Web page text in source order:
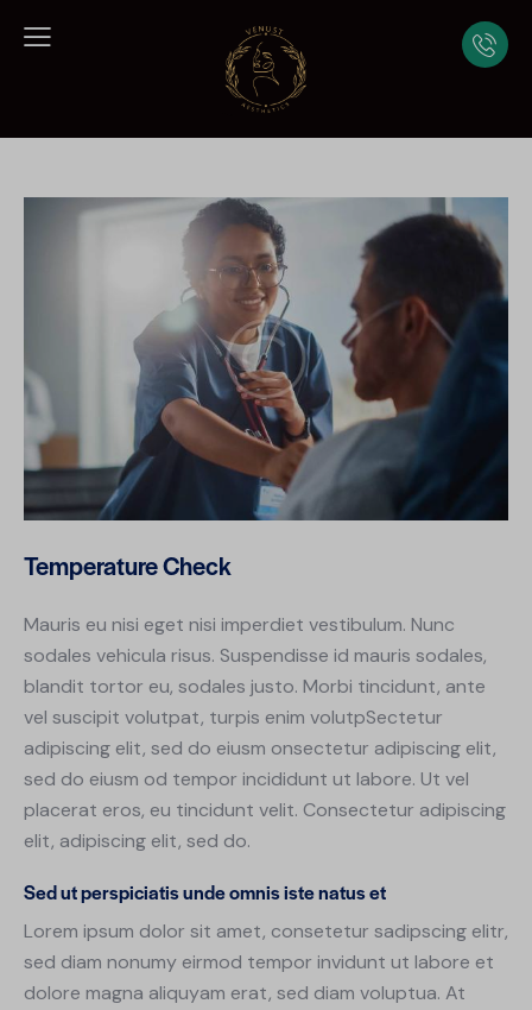
Temperature Check
Mauris eu nisi eget nisi imperdiet vestibulum. Nunc
sodales vehicula risus. Suspendisse id mauris sodales,
blandit tortor eu, sodales justo. Morbi tincidunt, ante
vel suscipit volutpat, turpis enim volutpSectetur
adipiscing elit, sed do eiusm onsectetur adipiscing elit,
sed do eiusm od tempor incididunt ut labore. Ut vel
placerat eros, eu tincidunt velit. Consectetur adipiscing
elit, adipiscing elit, sed do.
Sed ut perspiciatis unde omnis iste natus et
Lorem ipsum dolor sit amet, consetetur sadipscing elitr,
sed diam nonumy eirmod tempor invidunt ut labore et
dolore magna aliquyam erat, sed diam voluptua. At